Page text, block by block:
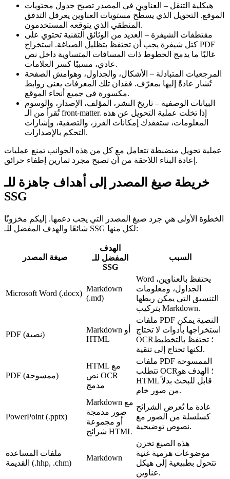
هيكلية التنقل – العناوين في المصدر تصبح جدول محتويات
الموقع. التحويل الذي يسطّح مستويات العناوين يعرقل التدفق
المنطقي الذي يتوقعه المستخدمون.
مقتطفات الشيفرة – العديد من الوثائق التقنية تحتوي على
كتل شيفرة يجب أن تحتفظ بتظليل الصياغة. استخراج PDF
غالبًا ما يدمج الخطوط ذات المسافات المتساوية داخل نص
عادي، مسببًا كسر العلامات.
المرجعيات المتبادلة – الأشكال، والجداول، وهوامش الصفحة
تُشار عادةً إليها بمعرّف. فقدان تلك المعرفات يعني روابط
مكسورة في جميع أنحاء الموقع.
البيانات الوصفية – تاريخ النشر، المؤلف، الإصدار، والوسوم
تُقرأ من الـ front‑matter. إذا تخلت عملية التحويل عن هذه
المعلومات، ستفقدك إمكانات الفرز، والتصفية، وإشارات
التحكم بالإصدارات.
عملية تحويل منضبطة تتعامل مع كل من هذه الجوانب تمنع عمليات
إعادة البناء اللاحقة من أن تصبح مجرد تمارين إطفاء حرائق.
خريطة صيغ المصدر إلى أهداف جاهزة للـ
SSG
الخطوة الأولى هي جرد صيغ المصدر التي يجب دعمها. إليكم مخزونًا
شائعًا والهدف المفضل للـ SSG لكل منها:
صيغة المصدر
الهدف
المفضل للـ
SSG
السبب
Microsoft Word (.docx)
Markdown
(.md)
Word يحتفظ بالعناوين،
الجداول، ومعلومات
التنسيق التي يمكن ربطها
بتركيب Markdown.
PDF (نصية)
Markdown أو
HTML
ملفات PDF النصية يمكن
استخراجها بأدوات لا تحتاج
OCR؛ تحتفظ بالتخطيط
لكنها تحتاج إلى تنقية.
PDF (ممسوحة)
HTML مع
نص OCR
مدمج
ملفات PDF الممسوحة
تتطلب OCR؛ الهدف هو
HTML قابل للبحث بدلاً
من صور خام.
PowerPoint (.pptx)
Markdown مع
صور مدمجة
أو مجموعة
شرائح HTML
عادة ما تُعرض الشرائح
كسلسلة من الصور مع
نصوص توضيحية.
ملفات المساعدة
القديمة (.hhp, .chm)
Markdown
هذه الصيغ تخزن
موضوعات هرمية غنية
تتحول بطبيعية إلى هيكل
عناوين.